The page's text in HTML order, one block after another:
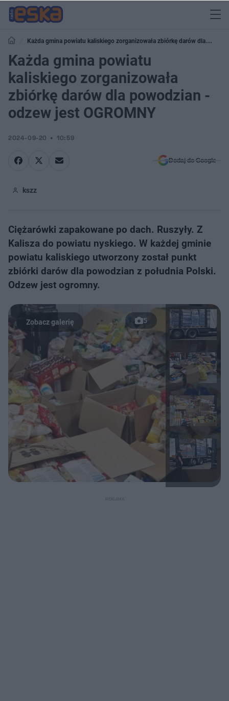
Każda gmina powiatu kaliskiego zorganizowała zbiórkę darów dla
powodzian - odzew jest OGROMNY
Każda gmina powiatu
kaliskiego zorganizowała
zbiórkę darów dla powodzian -
odzew jest OGROMNY
2024-09-20 10:59
Dodaj do Google
kszz
Ciężarówki zapakowane po dach. Ruszyły. Z
Kalisza do powiatu nyskiego. W każdej gminie
powiatu kaliskiego utworzony został punkt
zbiórki darów dla powodzian z południa Polski.
Odzew jest ogromny.
5